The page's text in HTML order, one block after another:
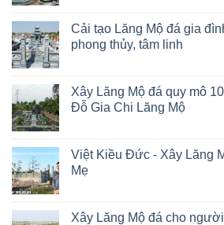
Cải tạo Lăng Mộ đá gia
phong thủy, tâm linh
Xây Lăng Mộ đá quy mô
Đỗ Gia Chi Lăng Mộ
Việt Kiều Đức - Xây Lăng
Mẹ
Xây Lăng Mộ đá cho